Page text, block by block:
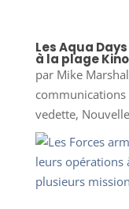
Les Aqua
à la plage
par Mike
communications
vedette,